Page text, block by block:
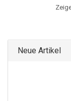
Neue Artikel